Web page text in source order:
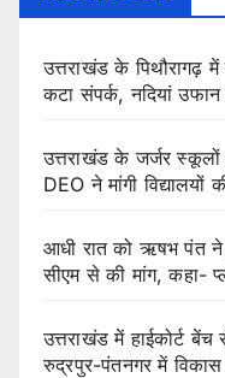
उत्तराखंड के पिथौरागढ़
कटा संपर्क, नदियां उफान
उत्तराखंड के जर्जर
DEO ने मांगी विद्यालयों
आधी रात को ऋषभ पंत ने
सीएम से की मांग, कहा-
उत्तराखंड में हाईकोर्ट
रुद्रपुर-पंतनगर में विकास